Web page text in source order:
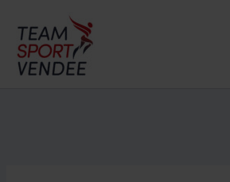
contenu